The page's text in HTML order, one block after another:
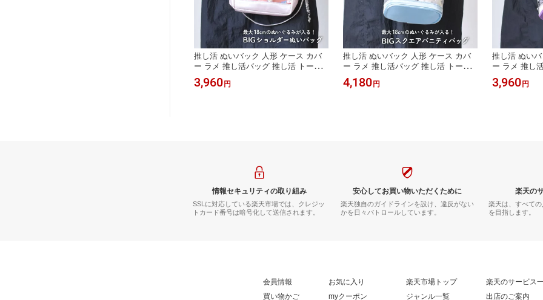
推し活 ぬいバック 人形 ケース カバ
ー ラメ 推し活バッグ 推し活 トート
バッグ うちわ 文字 ショルダー 韓国
3,960円
推し活 ぬいバック 人形 ケース カバ
ー ラメ 推し活バッグ 推し活 トート
バッグ 大きい 文字 ショルダー 韓国
4,180円
推し活 ぬい
ー ラメ 推し
バッグ ミニ
3,960円
情報セキュリティの取り組み
SSLに対応している楽天市場では、クレジッ
トカード番号は暗号化して送信されます。
安心してお買い物いただくために
楽天独自のガイドラインを設け、違反がない
かを日々パトロールしています。
楽天の
楽天は、すべて
を目指します。
会員情報
買い物かご
お気に入り
myクーポン
楽天市場トップ
ジャンル一覧
楽天のサービス
出店のご案内